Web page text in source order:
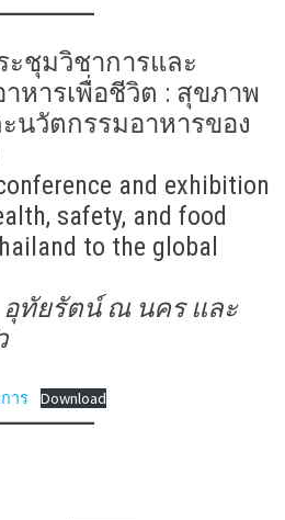
ะชุมวิชาการและ
าหารเพื่อชีวิต : สุขภาพ
นวัตกรรมอาหารของ
and exhibition
safety, and food
to the global
ทัยรัตน์ ณ นคร และ
าร Download